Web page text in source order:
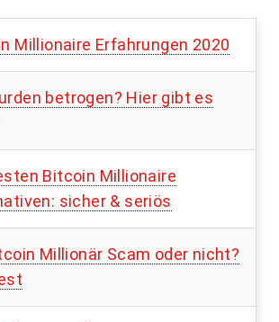
Millionaire Erfahrungen 2020
betrogen? Hier gibt es
Bitcoin Millionaire
sicher & seriös
Millionär Scam oder nicht?